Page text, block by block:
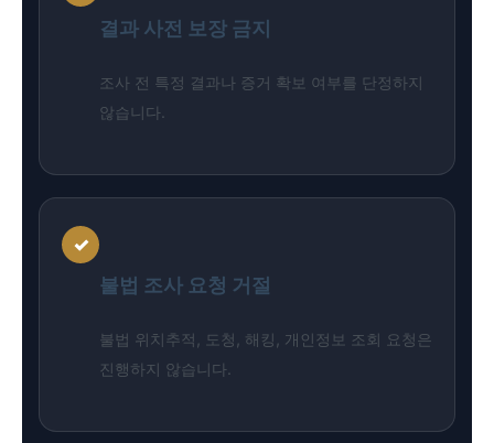
결과 사전 보장 금지
조사 전 특정 결과나 증거 확보 여부를 단정하지
않습니다.
✓
불법 조사 요청 거절
불법 위치추적, 도청, 해킹, 개인정보 조회 요청은
진행하지 않습니다.